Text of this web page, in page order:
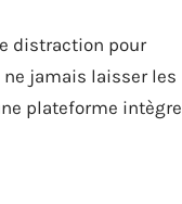
distraction pour
ne jamais laisser les
plateforme intègre